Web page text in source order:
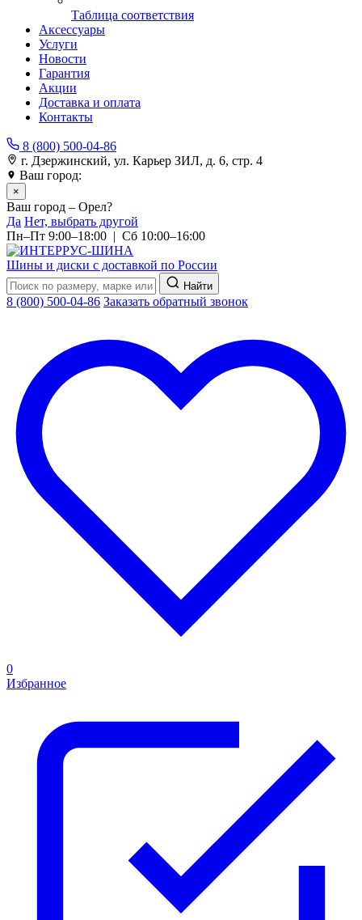
Таблица соответствия
Аксессуары
Услуги
Новости
Гарантия
Акции
Доставка и оплата
Контакты
8 (800) 500-04-86
г. Дзержинский, ул. Карьер ЗИЛ, д. 6, стр. 4
Ваш город:
×
Ваш город – Орел?
Да Нет, выбрать другой
Пн–Пт 9:00–18:00 | Сб 10:00–16:00
Шины и диски с доставкой по России
Найти
8 (800) 500-04-86 Заказать обратный звонок
0
Избранное